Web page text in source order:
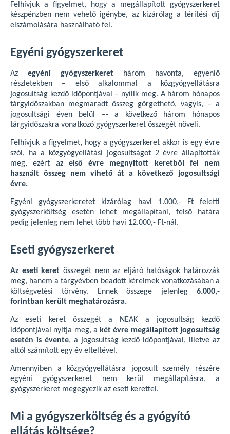
Felhívjuk a figyelmet, hogy a megállapított gyógyszerkeret
készpénzben nem vehető igénybe, az kizárólag a térítési díj
elszámolására használható fel.
Egyéni gyógyszerkeret
Az egyéni gyógyszerkeret három havonta, egyenlő
részletekben – első alkalommal a közgyógyellátásra
jogosultság kezdő időpontjával – nyílik meg. A három hónapos
tárgyidőszakban megmaradt összeg görgethető, vagyis, – a
jogosultsági éven belül –- a következő három hónapos
tárgyidőszakra vonatkozó gyógyszerkeret összegét növeli.
Felhívjuk a figyelmet, hogy a gyógyszerkeret akkor is egy évre
szól, ha a közgyógyellátási jogosultságot 2 évre állapították
meg, ezért az első évre megnyitott keretből fel nem
használt összeg nem vihető át a következő jogosultsági
évre.
Egyéni gyógyszerkeretet kizárólag havi 1.000,- Ft feletti
gyógyszerköltség esetén lehet megállapítani, felső határa
pedig jelenleg nem lehet több havi 12.000,- Ft-nál.
Eseti gyógyszerkeret
Az eseti keret összegét nem az eljáró hatóságok határozzák
meg, hanem a tárgyévben beadott kérelmek vonatkozásában a
költségvetési törvény. Ennek összege jelenleg 6.000,-
forintban került meghatározásra.
Az eseti keret összegét a NEAK a jogosultság kezdő
időpontjával nyitja meg, a két évre megállapított jogosultság
esetén is évente, a jogosultság kezdő időpontjával, illetve az
attól számított egy év elteltével.
Amennyiben a közgyógyellátásra jogosult személy részére
egyéni gyógyszerkeret nem kerül megállapításra, a
gyógyszerkeret megegyezik az eseti kerettel.
Mi a gyógyszerköltség és a gyógyító